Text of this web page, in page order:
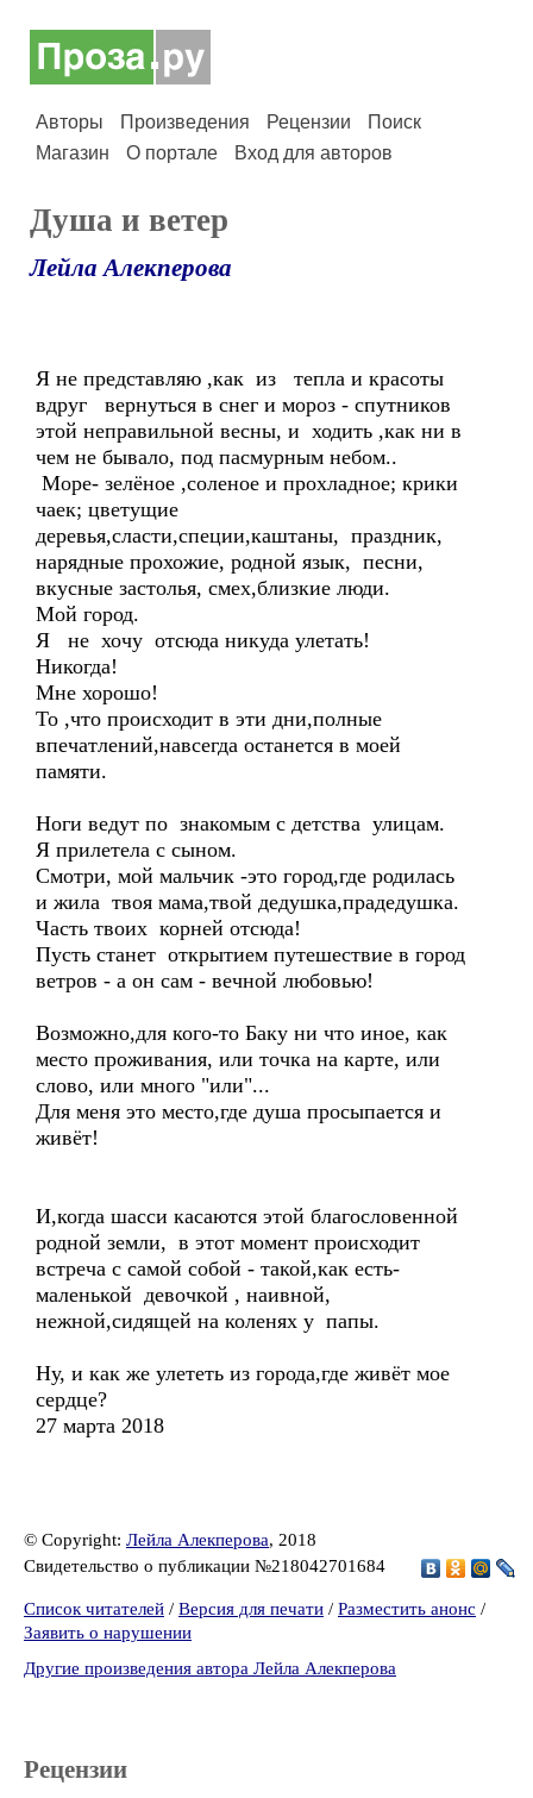
Авторы Произведения Рецензии
Поиск
Магазин
О портале Вход для авторов
Душа и ветер
Лейла Алекперова
Я не представляю ,как из тепла и красоты
вдруг вернуться в снег и мороз - спутников
этой неправильной весны, и ходить ,как ни в
чем не бывало, под пасмурным небом..
Море- зелёное ,соленое и прохладное; крики
чаек; цветущие
деревья,сласти,специи,каштаны, праздник,
нарядные прохожие, родной язык, песни,
вкусные застолья, смех,близкие люди.
Мой город.
Я не хочу отсюда никуда улетать!
Никогда!
Мне хорошо!
То ,что происходит в эти дни,полные
впечатлений,навсегда останется в моей
памяти.
Ноги ведут по знакомым с детства улицам.
Я прилетела с сыном.
Смотри, мой мальчик -это город,где родилась
и жила твоя мама,твой дедушка,прадедушка.
Часть твоих корней отсюда!
Пусть станет открытием путешествие в город
ветров - а он сам - вечной любовью!
Возможно,для кого-то Баку ни что иное, как
место проживания, или точка на карте, или
слово, или много "или"...
Для меня это место,где душа просыпается и
живёт!
И,когда шасси касаются этой благословенной
родной земли, в этот момент происходит
встреча с самой собой - такой,как есть-
маленькой девочкой , наивной,
нежной,сидящей на коленях у папы.
Ну, и как же улететь из города,где живёт мое
сердце?
27 марта 2018
© Copyright: Лейла Алекперова, 2018
Свидетельство о публикации №218042701684
Список читателей / Версия для печати / Разместить анонс /
Заявить о нарушении
Другие произведения автора Лейла Алекперова
Рецензии